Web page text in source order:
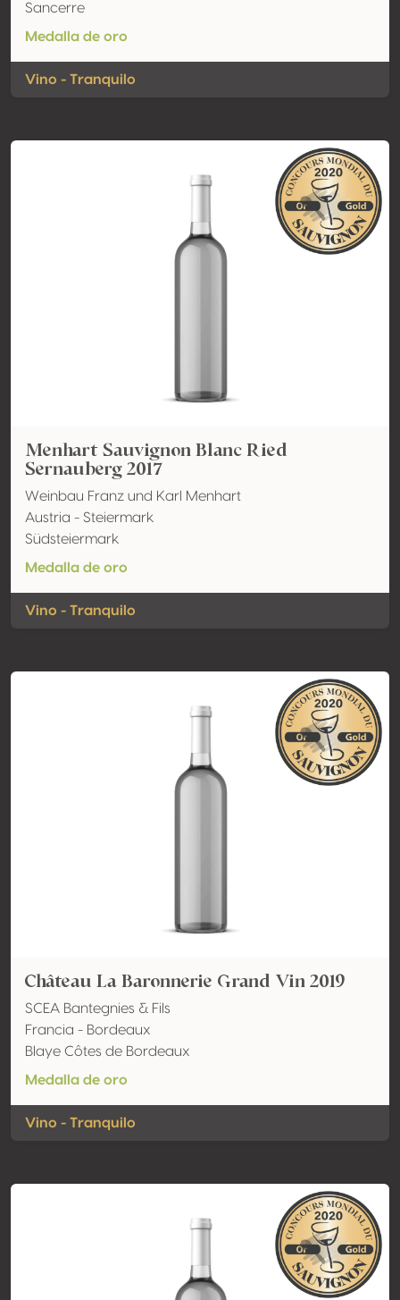
Sancerre
Medalla de oro
Vino - Tranquilo
Menhart Sauvignon Blanc Ried
Sernauberg 2017
Weinbau Franz und Karl Menhart
Austria - Steiermark
Südsteiermark
Medalla de oro
Vino - Tranquilo
Château La Baronnerie Grand Vin 2019
SCEA Bantegnies & Fils
Francia - Bordeaux
Blaye Côtes de Bordeaux
Medalla de oro
Vino - Tranquilo